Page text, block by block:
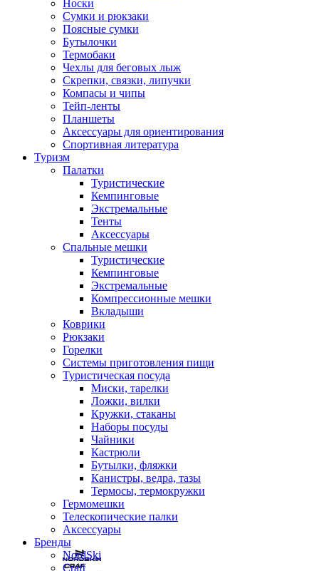
Носки
Сумки и рюкзаки
Поясные сумки
Бутылочки
Термобаки
Чехлы для беговых лыж
Скрепки, связки, липучки
Компасы и чипы
Тейп-ленты
Планшеты
Аксессуары для ориентирования
Спортивная литература
Туризм
Палатки
Туристические
Кемпинговые
Экстремальные
Тенты
Аксессуары
Спальные мешки
Туристические
Кемпинговые
Экстремальные
Компрессионные мешки
Вкладыши
Коврики
Рюкзаки
Горелки
Системы приготовления пищи
Туристическая посуда
Миски, тарелки
Ложки, вилки
Кружки, стаканы
Наборы посуды
Чайники
Кастрюли
Бутылки, фляжки
Канистры, ведра, тазы
Термосы, термокружки
Гермомешки
Телескопические палки
Аксессуары
Бренды
NordSki
Craft